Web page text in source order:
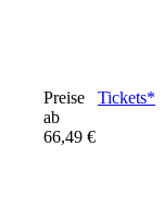
Preise
ab
66,49 €
Tickets*